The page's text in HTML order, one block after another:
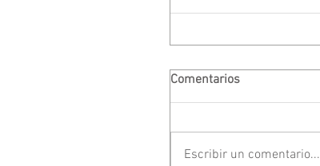
Comentarios
Escribir un comentario...